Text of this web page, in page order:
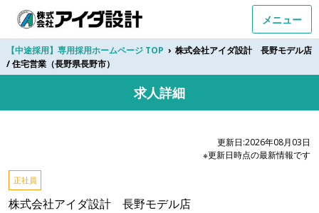
メニュー
【中途採用】専用採用ホームページ TOP › 株式会社アイダ設計 長野モデル店
/ 住宅営業（長野県長野市）
求人詳細
更新日:2026年08月03日
※更新日時点の最新情報です
正社員
株式会社アイダ設計 長野モデル店